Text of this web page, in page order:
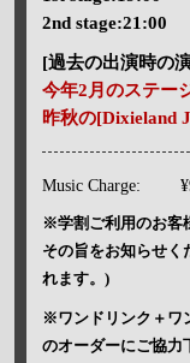
2nd stage:21:00
[過去の出演時の
今年2月のステー
昨秋の[Dixieland
Music Charge:
※学割ご利用のお客
その旨をお知らせく
れます。)
※ワンドリンク＋ワ
のオーダーにご協力